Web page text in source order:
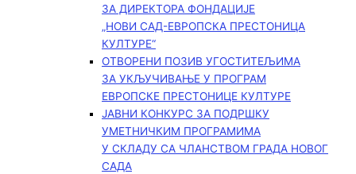
ЗА ДИРЕКТОРА ФОНДАЦИЈЕ
„НОВИ САД-ЕВРОПСКА ПРЕСТОНИЦА
КУЛТУРЕ“
ОТВОРЕНИ ПОЗИВ УГОСТИТЕЉИМА
ЗА УКЉУЧИВАЊЕ У ПРОГРАМ
ЕВРОПСКЕ ПРЕСТОНИЦЕ КУЛТУРЕ
ЈАВНИ КОНКУРС ЗА ПОДРШКУ
УМЕТНИЧКИМ ПРОГРАМИМА
У СКЛАДУ СА ЧЛАНСТВОМ ГРАДА НОВОГ
САДА